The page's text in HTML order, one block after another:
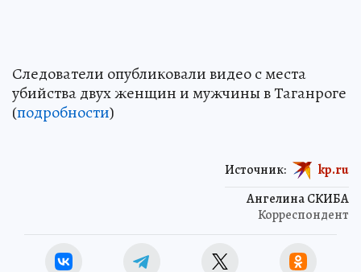
Следователи опубликовали видео с места
убийства двух женщин и мужчины в Таганроге
(подробности)
Ангелина СКИБА
Корреспондент
Источник: kp.ru